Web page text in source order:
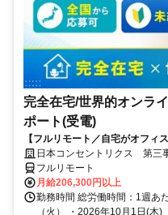
完全在宅/世界的オンラ
ポート(受電)
【フルリモート／自宅がオフ
ト研修・フォロー充実で在宅で
日本コンセントリクス 第三
フルリモート
月給206,300円以上
勤務時間 総労働時間：1週あ
（火） ・2026年10月1日(木